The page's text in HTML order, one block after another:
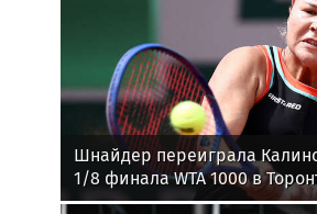
Шнайдер переиграла
1/8 финала WTA 1000 в